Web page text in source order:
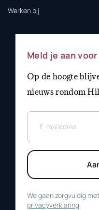
Werken bij
Meld je aan
Op de hoogte
nieuws rondom
We gaan zorgvuldig
privacyverklaring.